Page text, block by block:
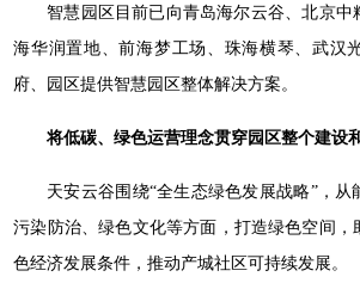
智慧园区目前已向青岛海尔云谷、北京中
海华润置地、前海梦工场、珠海横琴、武汉
府、园区提供智慧园区整体解决方案。
将低碳、绿色运营理念贯穿园区整个建设
天安云谷围绕“全生态绿色发展战略”，从
污染防治、绿色文化等方面，打造绿色空间，
色经济发展条件，推动产城社区可持续发展。